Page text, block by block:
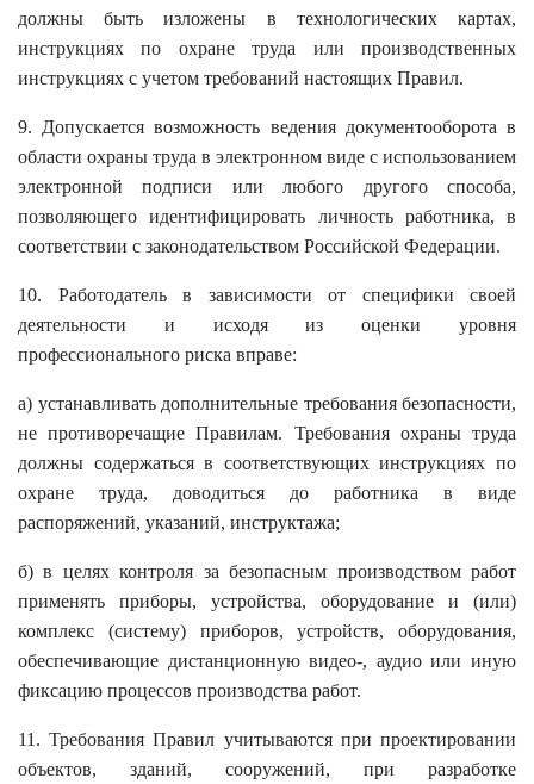
должны быть изложены в технологических картах,
инструкциях по охране труда или производственных
инструкциях с учетом требований настоящих Правил.
9. Допускается возможность ведения документооборота в
области охраны труда в электронном виде с использованием
электронной подписи или любого другого способа,
позволяющего идентифицировать личность работника, в
соответствии с законодательством Российской Федерации.
10. Работодатель в зависимости от специфики своей
деятельности и исходя из оценки уровня
профессионального риска вправе:
а) устанавливать дополнительные требования безопасности,
не противоречащие Правилам. Требования охраны труда
должны содержаться в соответствующих инструкциях по
охране труда, доводиться до работника в виде
распоряжений, указаний, инструктажа;
б) в целях контроля за безопасным производством работ
применять приборы, устройства, оборудование и (или)
комплекс (систему) приборов, устройств, оборудования,
обеспечивающие дистанционную видео-, аудио или иную
фиксацию процессов производства работ.
11. Требования Правил учитываются при проектировании
объектов, зданий, сооружений, при разработке